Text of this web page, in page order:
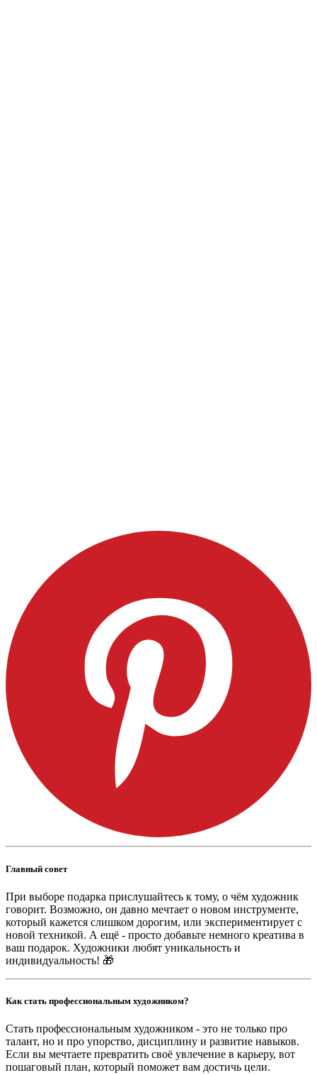
Главный совет
При выборе подарка прислушайтесь к тому, о чём художник
говорит. Возможно, он давно мечтает о новом инструменте,
который кажется слишком дорогим, или экспериментирует с
новой техникой. А ещё - просто добавьте немного креатива в
ваш подарок. Художники любят уникальность и
индивидуальность! 🎁
Как стать профессиональным художником?
Стать профессиональным художником - это не только про
талант, но и про упорство, дисциплину и развитие навыков.
Если вы мечтаете превратить своё увлечение в карьеру, вот
пошаговый план, который поможет вам достичь цели.